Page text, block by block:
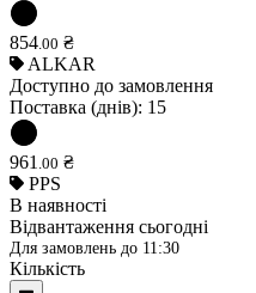
854.00 ₴
ALKAR
Доступно до замовлення
Поставка (днів): 15
961 .00 ₴
PPS
В наявності
Відвантаження сьогодні
Для замовлень до 11:30
Кількість